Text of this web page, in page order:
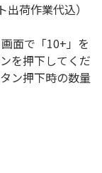
荷作業代込）
面で「10+」を
を押下してくだ
ン押下時の数量